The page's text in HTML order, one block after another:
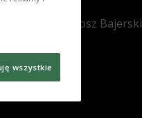
czwórka/Bartosz Bajerski
wszystkie